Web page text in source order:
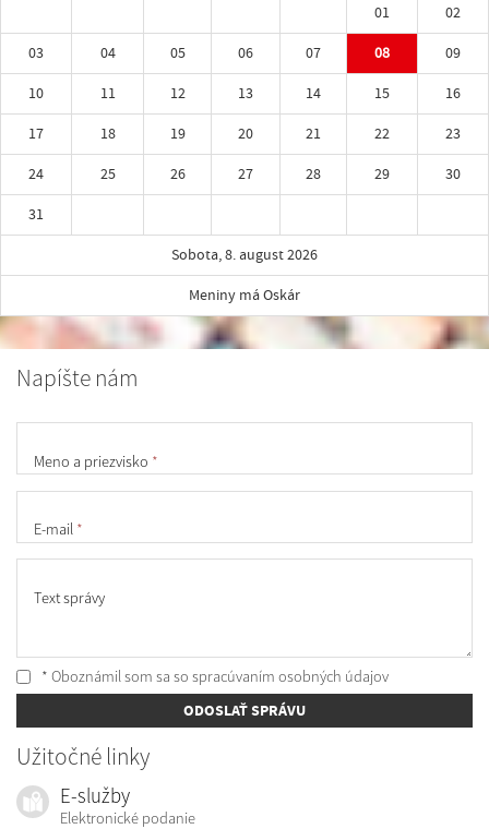
01
02
03
04 05 06 07 08
09
10
11 12 13 14 15
16
17
18 19 20 21 22
23
24
25 26 27 28 29
30
31
Sobota, 8. august 2026
Meniny má Oskár
Napíšte nám
Meno a priezvisko *
E-mail *
Text správy
* Oboznámil som sa so spracúvaním osobných údajov
ODOSLAŤ SPRÁVU
Užitočné linky
E-služby
Elektronické podanie